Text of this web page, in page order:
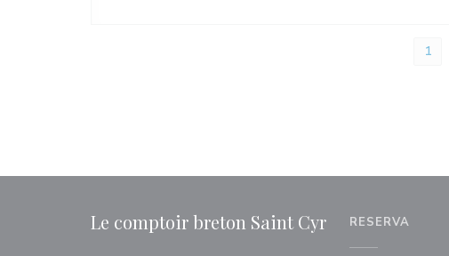
1
Le comptoir breton Saint Cyr RESERVA